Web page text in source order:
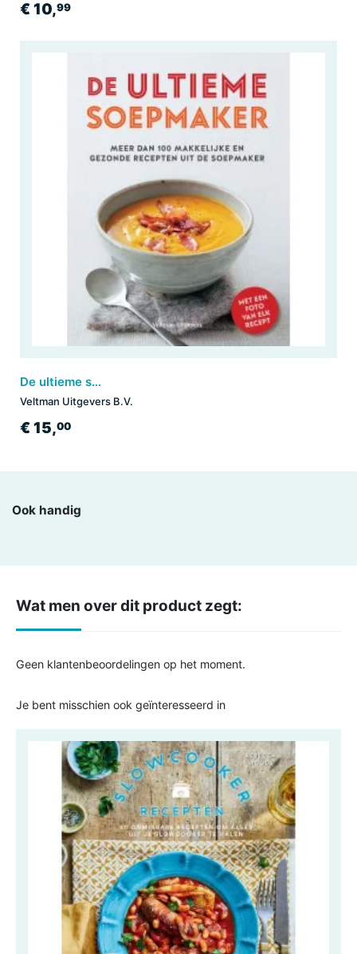
€ 10,99
De ultieme soepmaker
Veltman Uitgevers B.V.
€ 15,00
Ook handig
Wat men over dit product zegt:
Geen klantenbeoordelingen op het moment.
Je bent misschien ook geïnteresseerd in